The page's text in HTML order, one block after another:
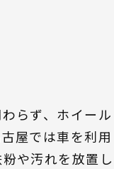
らず、ホイール
屋では車を利用
や汚れを放置し